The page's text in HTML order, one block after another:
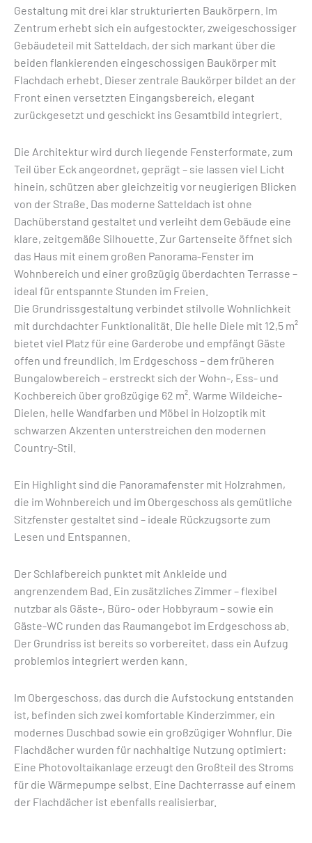
Gestaltung mit drei klar strukturierten Baukörpern. Im
Zentrum erhebt sich ein aufgestockter, zweigeschossiger
Gebäudeteil mit Satteldach, der sich markant über die
beiden flankierenden eingeschossigen Baukörper mit
Flachdach erhebt. Dieser zentrale Baukörper bildet an der
Front einen versetzten Eingangsbereich, elegant
zurückgesetzt und geschickt ins Gesamtbild integriert.
Die Architektur wird durch liegende Fensterformate, zum
Teil über Eck angeordnet, geprägt – sie lassen viel Licht
hinein, schützen aber gleichzeitig vor neugierigen Blicken
von der Straße. Das moderne Satteldach ist ohne
Dachüberstand gestaltet und verleiht dem Gebäude eine
klare, zeitgemäße Silhouette. Zur Gartenseite öffnet sich
das Haus mit einem großen Panorama-Fenster im
Wohnbereich und einer großzügig überdachten Terrasse –
ideal für entspannte Stunden im Freien.
Die Grundrissgestaltung verbindet stilvolle Wohnlichkeit
mit durchdachter Funktionalität. Die helle Diele mit 12,5 m²
bietet viel Platz für eine Garderobe und empfängt Gäste
offen und freundlich. Im Erdgeschoss – dem früheren
Bungalowbereich – erstreckt sich der Wohn-, Ess- und
Kochbereich über großzügige 62 m². Warme Wildeiche-
Dielen, helle Wandfarben und Möbel in Holzoptik mit
schwarzen Akzenten unterstreichen den modernen
Country-Stil.
Ein Highlight sind die Panoramafenster mit Holzrahmen,
die im Wohnbereich und im Obergeschoss als gemütliche
Sitzfenster gestaltet sind – ideale Rückzugsorte zum
Lesen und Entspannen.
Der Schlafbereich punktet mit Ankleide und
angrenzendem Bad. Ein zusätzliches Zimmer – flexibel
nutzbar als Gäste-, Büro- oder Hobbyraum – sowie ein
Gäste-WC runden das Raumangebot im Erdgeschoss ab.
Der Grundriss ist bereits so vorbereitet, dass ein Aufzug
problemlos integriert werden kann.
Im Obergeschoss, das durch die Aufstockung entstanden
ist, befinden sich zwei komfortable Kinderzimmer, ein
modernes Duschbad sowie ein großzügiger Wohnflur. Die
Flachdächer wurden für nachhaltige Nutzung optimiert:
Eine Photovoltaikanlage erzeugt den Großteil des Stroms
für die Wärmepumpe selbst. Eine Dachterrasse auf einem
der Flachdächer ist ebenfalls realisierbar.